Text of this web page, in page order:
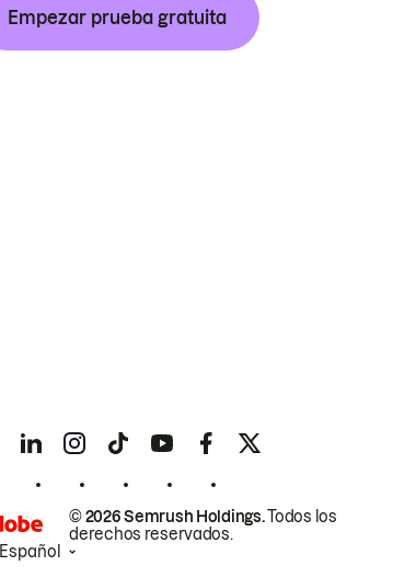
Empezar prueba gratuita
© 2026 Semrush Holdings.Todos los
derechos reservados.
Español